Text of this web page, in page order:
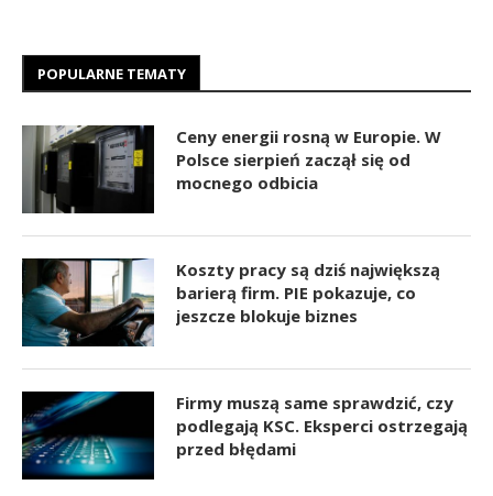
POPULARNE TEMATY
Ceny energii rosną w Europie. W
Polsce sierpień zaczął się od
mocnego odbicia
Koszty pracy są dziś największą
barierą firm. PIE pokazuje, co
jeszcze blokuje biznes
Firmy muszą same sprawdzić, czy
podlegają KSC. Eksperci ostrzegają
przed błędami